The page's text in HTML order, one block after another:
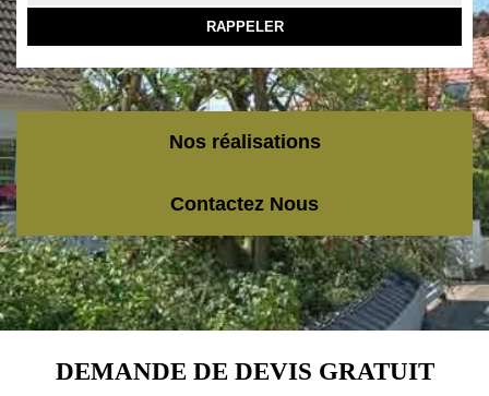
Nos réalisations
Contactez Nous
DEMANDE DE DEVIS GRATUIT